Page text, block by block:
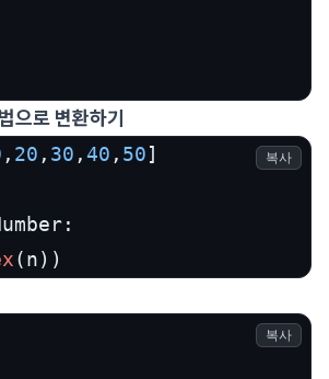
으로 변환하기
, 20 , 30 ,40 , 50]
(n))
복사
복사